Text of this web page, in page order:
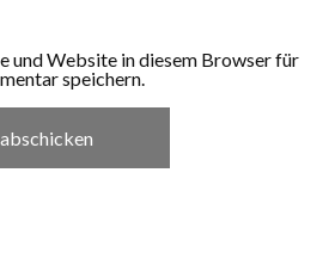
und Website in diesem Browser für
speichern.